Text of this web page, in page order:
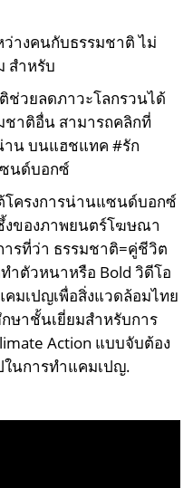
างคนกับธรรมชาติ ไม่
สำหรับ
ช่วยลดภาวะโลกรวนได้
ชาติอื่น สามารถคลิกที่
าน บนแฮชแทค #รัก
นด์บอกซ์
ครงการน่านแซนด์บอกซ์
งของภาพยนตร์โฆษณา
ารที่ว่า ธรรมชาติ=คู่ชีวิต
ตัวหนาหรือ Bold วิดีโอ
มเปญเพื่อสิ่งแวดล้อมไทย
ษาชั้นเยี่ยมสำหรับการ
Action แบบจับต้อง
นการทำแคมเปญ.